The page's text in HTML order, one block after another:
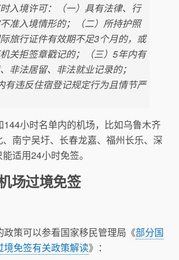
入境许可：（一）具有法律、行
准入境情形的；（二）所持护照
旅行证件有效期不足3个月的，或
关拒签章戳记的；（三）5年内有
非法居留、非法就业记录的；
有违反住宿登记规定行为且情节严
144小时名单内的机场，比如乌鲁木齐
南宁吴圩、长春龙嘉、福州长乐、深
适用24小时免签。
场过境免签
政策可以参看国家移民管理局《部分国
境免签有关政策解读》：